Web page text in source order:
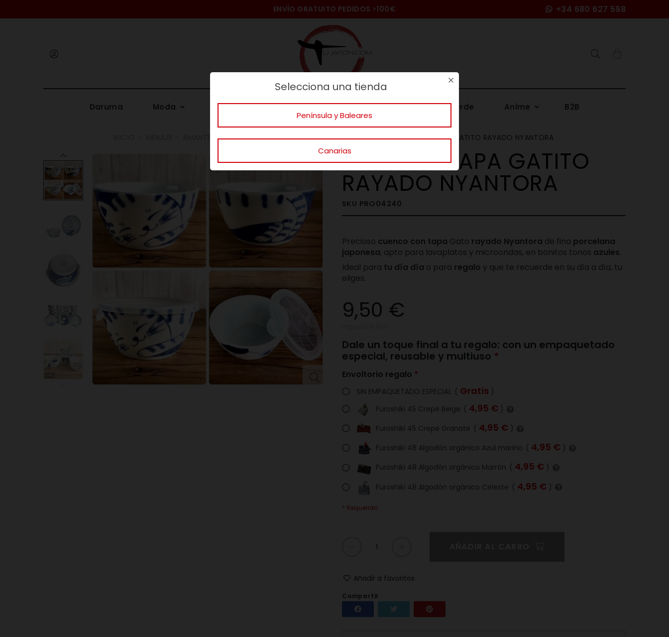
Selecciona una tienda
Península y Baleares
Canarias
ENVÍO GRATUITO PEDIDOS >100€ +34 680 627 598
Iniciar
Daruma Moda Menaje Ideas Regalos Gatos Mundo Verde Anime B2B
AMANTES DE LA BUENA MESA VAJILLA JAPONESA BOLES BOL CON TAPA GATITO RAYADO NYANTORA
BOL CON TAPA GATITO
RAYADO NYANTORA
SKU PRO04240
Precioso cuenco con tapa Gato rayado Nyantora de fina porcelana
japonesa, apto para lavaplatos y microondas, en bonitos tonos azules.
Ideal para tu día día o para regalo y que te recuerde en su día a día, tu
eliges.
9,50 €
Dale un toque final a tu regalo: con un empaquetado
especial, reusable y multiuso
Envoltorio regalo
SIN EMPAQUETADO ESPECIAL ( Gratis )
Furoshiki 45 Crepé Beige ( 4,95 € )
Furoshiki 45 Crepe Granate ( 4,95 € )
Furoshiki 48 Algodón orgánico Azul marino ( 4,95 € )
Furoshiki 48 Algodón orgánico Marrón ( 4,95 € )
Furoshiki 48 Algodón orgánico Celeste ( 4,95 € )
* Requerido
Añadir a favoritos
Compartir
Compartir Tuitear